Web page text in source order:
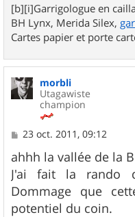
[b][i]Garrigologue en
BH Lynx, Merida Silex,
Cartes papier et porte
morbli
Utagawiste
champion
M
s
s
a
g
e
23 oct. 2011, 09:12
ahhh la vallée de la
J'ai fait la rando
Dommage que
potentiel du coin.